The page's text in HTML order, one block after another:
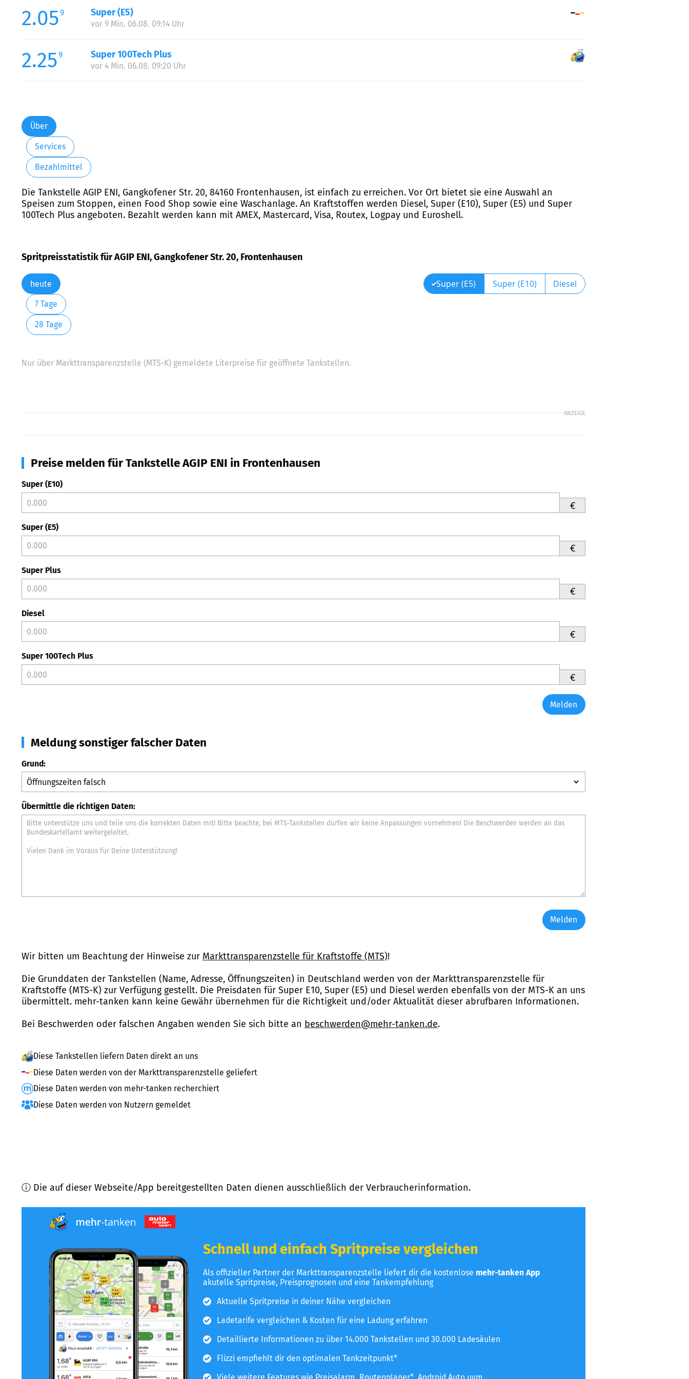
2.059 Super (E5)
vor 9 Min. 06.08. 09:14 Uhr
2.259 Super 100Tech Plus
vor 4 Min. 06.08. 09:20 Uhr
Über
Services
Bezahlmittel
Die Tankstelle AGIP ENI, Gangkofener Str. 20, 84160 Frontenhausen, ist einfach zu erreichen. Vor Ort bietet sie eine Auswahl an
Speisen zum Stoppen, einen Food Shop sowie eine Waschanlage. An Kraftstoffen werden Diesel, Super (E10), Super (E5) und Super
100Tech Plus angeboten. Bezahlt werden kann mit AMEX, Mastercard, Visa, Routex, Logpay und Euroshell.
Spritpreisstatistik für AGIP ENI, Gangkofener Str. 20, Frontenhausen
heute
7 Tage
28 Tage
Super (E5) Super (E10) Diesel
Nur über Markttransparenzstelle (MTS-K) gemeldete Literpreise für geöffnete Tankstellen.
ANZEIGE
Preise melden für Tankstelle AGIP ENI in Frontenhausen
Super (E10)
€
Super (E5)
€
Super Plus
€
Diesel
€
Super 100Tech Plus
€
Melden
Meldung sonstiger falscher Daten
Grund:
Übermittle die richtigen Daten:
Melden
Wir bitten um Beachtung der Hinweise zur Markttransparenzstelle für Kraftstoffe (MTS)!
Die Grunddaten der Tankstellen (Name, Adresse, Öffnungszeiten) in Deutschland werden von der Markttransparenzstelle für
Kraftstoffe (MTS-K) zur Verfügung gestellt. Die Preisdaten für Super E10, Super (E5) und Diesel werden ebenfalls von der MTS-K an uns
übermittelt. mehr-tanken kann keine Gewähr übernehmen für die Richtigkeit und/oder Aktualität dieser abrufbaren Informationen.
Bei Beschwerden oder falschen Angaben wenden Sie sich bitte an beschwerden@mehr-tanken.de.
Diese Tankstellen liefern Daten direkt an uns
Diese Daten werden von der Markttransparenzstelle geliefert
Diese Daten werden von mehr-tanken recherchiert
Diese Daten werden von Nutzern gemeldet
ⓘ Die auf dieser Webseite/App bereitgestellten Daten dienen ausschließlich der Verbraucherinformation.
Schnell und einfach Spritpreise vergleichen
Als offizieller Partner der Markttransparenzstelle liefert dir die kostenlose mehr-tanken App
akutelle Spritpreise, Preisprognosen und eine Tankempfehlung
Aktuelle Spritpreise in deiner Nähe vergleichen
Ladetarife vergleichen & Kosten für eine Ladung erfahren
Detaillierte Informationen zu über 14.000 Tankstellen und 30.000 Ladesäulen
Flizzi empfiehlt dir den optimalen Tankzeitpunkt*